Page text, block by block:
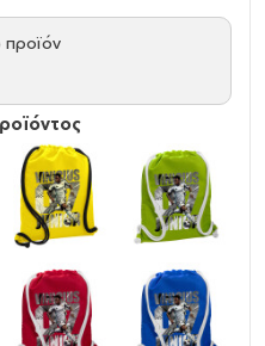
να περιπλανιέται!
τσάντα πλάτης που θα
φερμουάρ
προϊόν